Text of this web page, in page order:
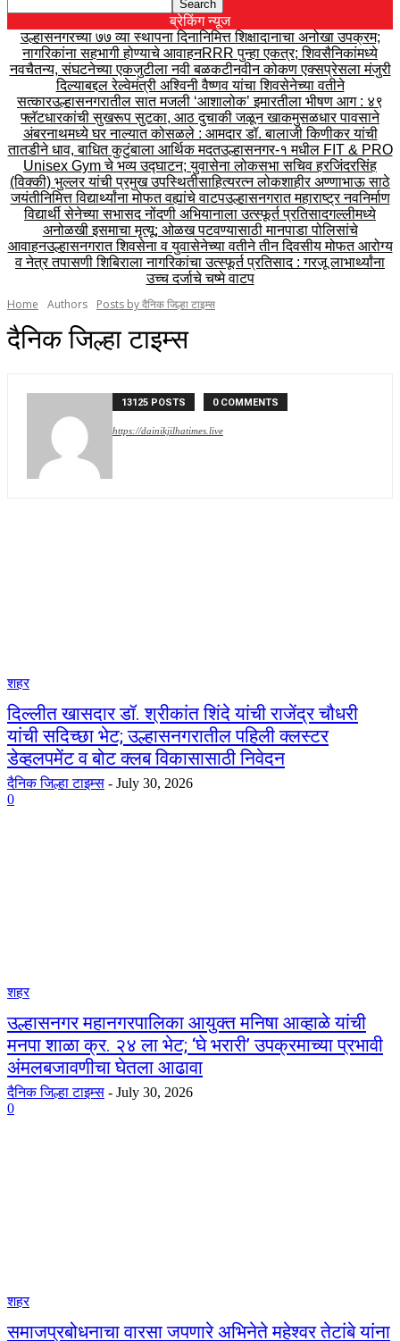
ब्रेकिंग न्यूज
उल्हासनगरच्या ७७ व्या स्थापना दिनानिमित्त शिक्षादानाचा अनोखा उपक्रम;
नागरिकांना सहभागी होण्याचे आवाहनRRR पुन्हा एकत्र; शिवसैनिकांमध्ये
नवचैतन्य, संघटनेच्या एकजुटीला नवी बळकटीनवीन कोकण एक्सप्रेसला मंजुरी
दिल्याबद्दल रेल्वेमंत्री अश्विनी वैष्णव यांचा शिवसेनेच्या वतीने
सत्कारउल्हासनगरातील सात मजली ‘आशालोक’ इमारतीला भीषण आग : ४९
फ्लॅटधारकांची सुखरूप सुटका, आठ दुचाकी जळून खाकमुसळधार पावसाने
अंबरनाथमध्ये घर नाल्यात कोसळले : आमदार डॉ. बालाजी किणीकर यांची
तातडीने धाव, बाधित कुटुंबाला आर्थिक मदतउल्हासनगर-१ मधील FIT & PRO
Unisex Gym चे भव्य उद्घाटन; युवासेना लोकसभा सचिव हरजिंदरसिंह
(विक्की) भुल्लर यांची प्रमुख उपस्थितीसाहित्यरत्न लोकशाहीर अण्णाभाऊ साठे
जयंतीनिमित्त विद्यार्थ्यांना मोफत वह्यांचे वाटपउल्हासनगरात महाराष्ट्र नवनिर्माण
विद्यार्थी सेनेच्या सभासद नोंदणी अभियानाला उत्स्फूर्त प्रतिसादगल्लीमध्ये
अनोळखी इसमाचा मृत्यू; ओळख पटवण्यासाठी मानपाडा पोलिसांचे
आवाहनउल्हासनगरात शिवसेना व युवासेनेच्या वतीने तीन दिवसीय मोफत आरोग्य
व नेत्र तपासणी शिबिराला नागरिकांचा उत्स्फूर्त प्रतिसाद : गरजू लाभार्थ्यांना
उच्च दर्जाचे चष्मे वाटप
Home
Authors Posts by दैनिक जिल्हा टाइम्स
दैनिक जिल्हा टाइम्स
13125 POSTS 0 COMMENTS
https://dainikjilhatimes.live
शहर
दिल्लीत खासदार डॉ. श्रीकांत शिंदे यांची राजेंद्र चौधरी
यांची सदिच्छा भेट; उल्हासनगरातील पहिली क्लस्टर
डेव्हलपमेंट व बोट क्लब विकासासाठी निवेदन
दैनिक जिल्हा टाइम्स - July 30, 2026
0
शहर
उल्हासनगर महानगरपालिका आयुक्त मनिषा आव्हाळे यांची
मनपा शाळा क्र. २४ ला भेट; ‘घे भरारी’ उपक्रमाच्या प्रभावी
अंमलबजावणीचा घेतला आढावा
दैनिक जिल्हा टाइम्स - July 30, 2026
0
शहर
समाजप्रबोधनाचा वारसा जपणारे अभिनेते महेश्वर तेटांबे यांना